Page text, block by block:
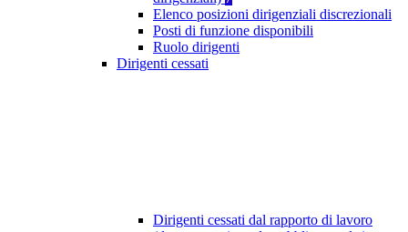
Elenco posizioni dirigenziali discrezionali
Posti di funzione disponibili
Ruolo dirigenti
Dirigenti cessati
Dirigenti cessati dal rapporto di lavoro